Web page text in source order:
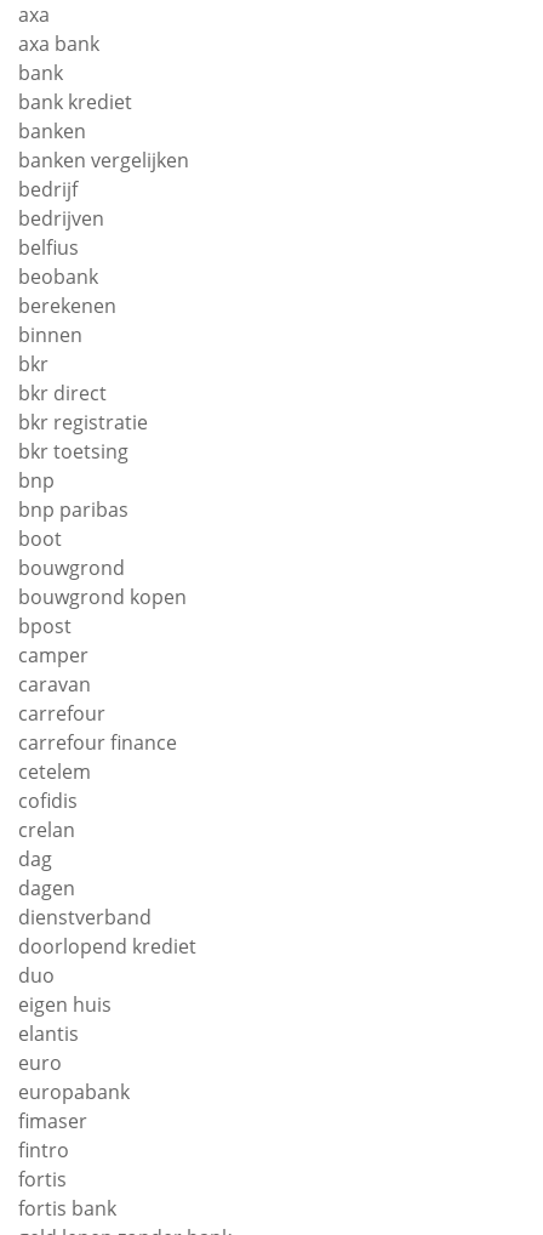
axa
axa bank
bank
bank krediet
banken
banken vergelijken
bedrijf
bedrijven
belfius
beobank
berekenen
binnen
bkr
bkr direct
bkr registratie
bkr toetsing
bnp
bnp paribas
boot
bouwgrond
bouwgrond kopen
bpost
camper
caravan
carrefour
carrefour finance
cetelem
cofidis
crelan
dag
dagen
dienstverband
doorlopend krediet
duo
eigen huis
elantis
euro
europabank
fimaser
fintro
fortis
fortis bank